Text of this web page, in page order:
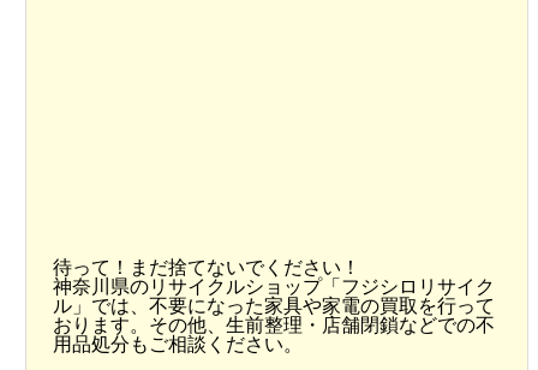
待って！まだ捨てないでください！
神奈川県のリサイクルショップ「フジシロリサイク
ル」では、不要になった家具や家電の買取を行って
おります。その他、生前整理・店舗閉鎖などでの不
用品処分もご相談ください。